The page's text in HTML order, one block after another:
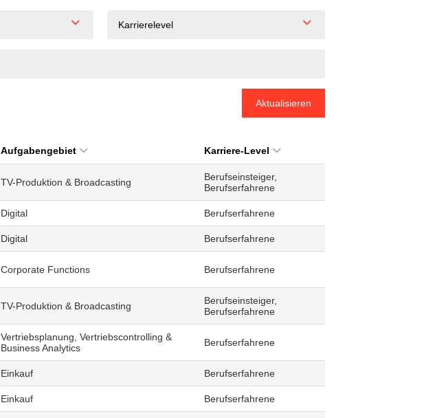
Karrierelevel
Aktualisieren
Aufgabengebiet Karriere-Level
TV-Produktion & Broadcasting
Berufseinsteiger,
Berufserfahrene
Digital Berufserfahrene
Digital Berufserfahrene
Corporate Functions Berufserfahrene
TV-Produktion & Broadcasting
Berufseinsteiger,
Berufserfahrene
Vertriebsplanung, Vertriebscontrolling &
Business Analytics
Berufserfahrene
Einkauf Berufserfahrene
Einkauf Berufserfahrene